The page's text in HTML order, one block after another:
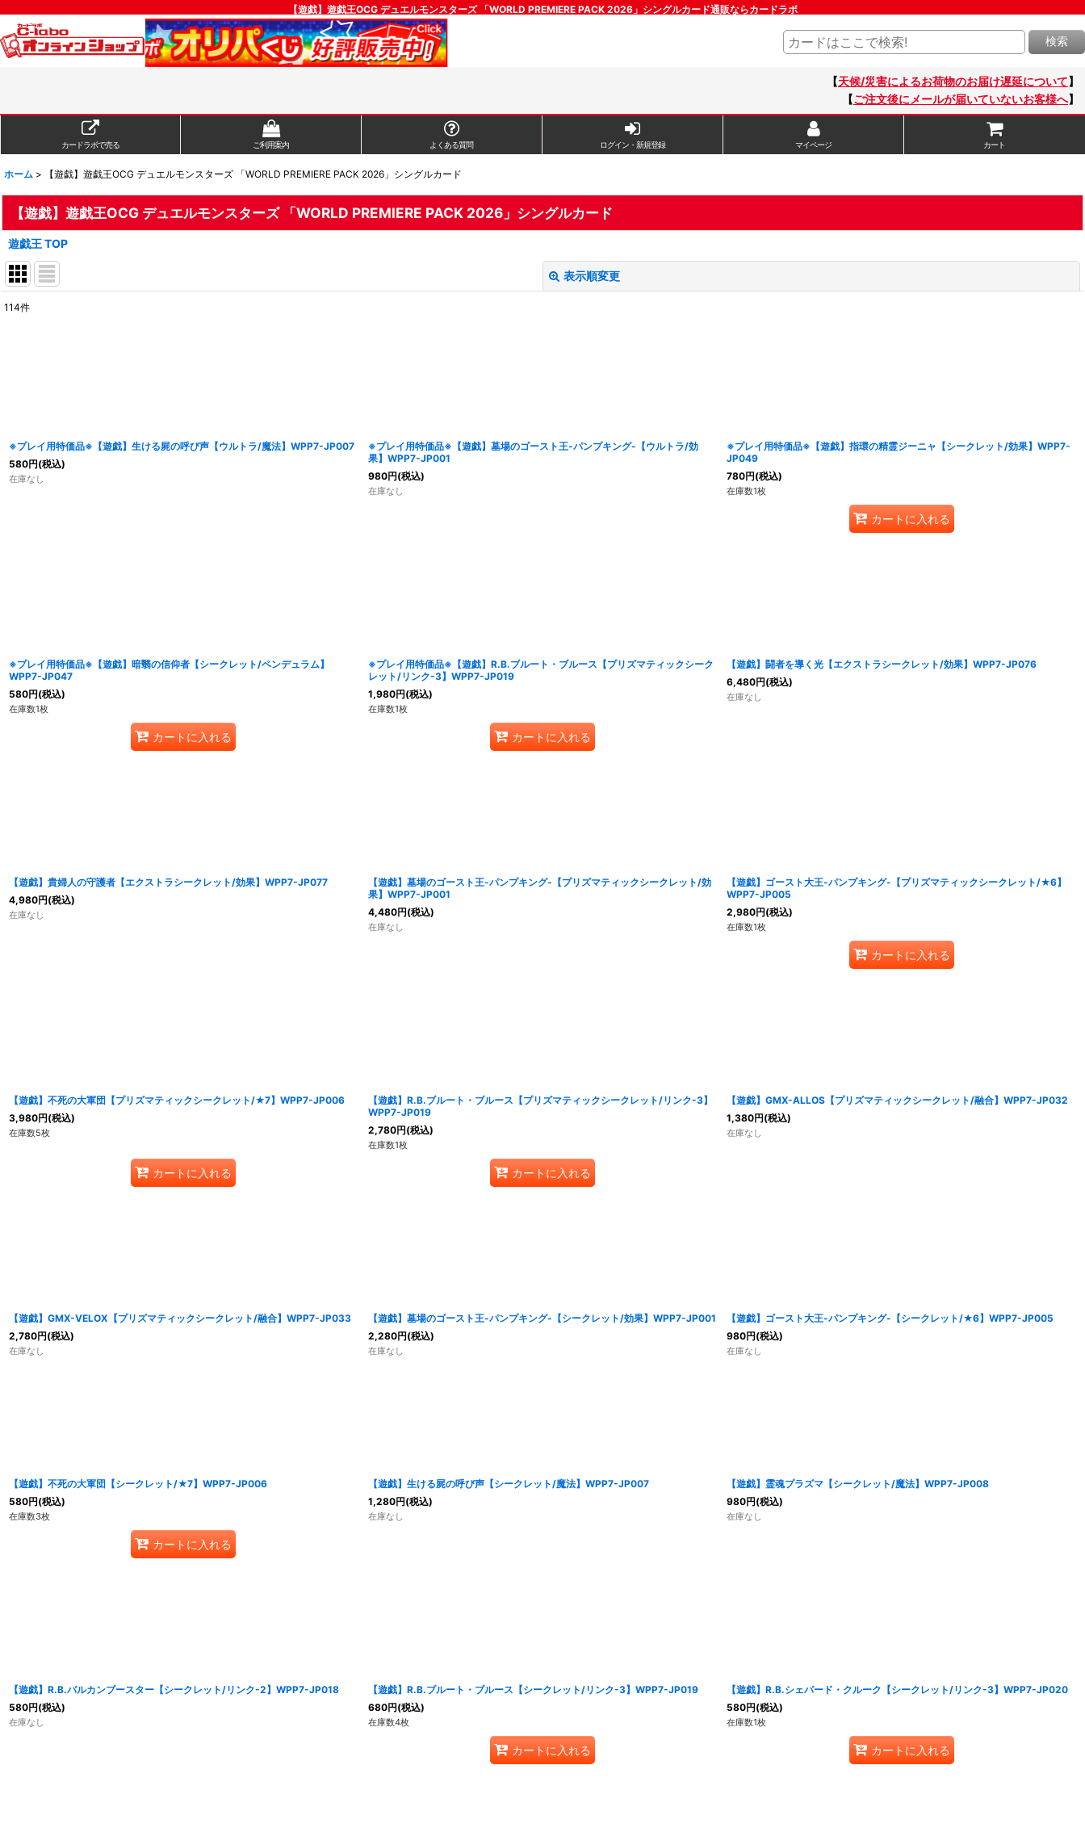
【遊戯】遊戯王OCG デュエルモンスターズ 「WORLD PREMIERE PACK 2026」シングルカード通販ならカードラボ
検索
【天候/災害によるお荷物のお届け遅延について】
【ご注文後にメールが届いていないお客様へ】
カードラボで売る ご利用案内 よくある質問 ログイン・新規登録 マイページ カート
ホーム > 【遊戯】遊戯王OCG デュエルモンスターズ 「WORLD PREMIERE PACK 2026」シングルカード
【遊戯】遊戯王OCG デュエルモンスターズ 「WORLD PREMIERE PACK 2026」シングルカード
遊戯王 TOP
表示順変更
絞り込む
114件
※プレイ用特価品※【遊戯】生ける屍の呼び声【ウルトラ/魔法】WPP7-JP007
580円(税込)
在庫なし
※プレイ用特価品※【遊戯】墓場のゴースト王-パンプキング-【ウルトラ/効
果】WPP7-JP001
980円(税込)
在庫なし
※プレイ用特価品※【遊戯】指環の精霊ジーニャ【シークレット/効果】WPP7-
JP049
780円(税込)
在庫数1枚
カートに入れる
※プレイ用特価品※【遊戯】暗翳の信仰者【シークレット/ペンデュラム】
WPP7-JP047
580円(税込)
在庫数1枚
カートに入れる
※プレイ用特価品※【遊戯】R.B.ブルート・ブルース【プリズマティックシーク
レット/リンク-3】WPP7-JP019
1,980円(税込)
在庫数1枚
カートに入れる
【遊戯】闘者を導く光【エクストラシークレット/効果】WPP7-JP076
6,480円(税込)
在庫なし
【遊戯】貴婦人の守護者【エクストラシークレット/効果】WPP7-JP077
4,980円(税込)
在庫なし
【遊戯】墓場のゴースト王-パンプキング-【プリズマティックシークレット/効
果】WPP7-JP001
4,480円(税込)
在庫なし
【遊戯】ゴースト大王-パンプキング-【プリズマティックシークレット/★6】
WPP7-JP005
2,980円(税込)
在庫数1枚
カートに入れる
【遊戯】不死の大軍団【プリズマティックシークレット/★7】WPP7-JP006
3,980円(税込)
在庫数5枚
カートに入れる
【遊戯】R.B.ブルート・ブルース【プリズマティックシークレット/リンク-3】
WPP7-JP019
2,780円(税込)
在庫数1枚
カートに入れる
【遊戯】GMX-ALLOS【プリズマティックシークレット/融合】WPP7-JP032
1,380円(税込)
在庫なし
【遊戯】GMX-VELOX【プリズマティックシークレット/融合】WPP7-JP033
2,780円(税込)
在庫なし
【遊戯】墓場のゴースト王-パンプキング-【シークレット/効果】WPP7-JP001
2,280円(税込)
在庫なし
【遊戯】ゴースト大王-パンプキング-【シークレット/★6】WPP7-JP005
980円(税込)
在庫なし
【遊戯】不死の大軍団【シークレット/★7】WPP7-JP006
580円(税込)
在庫数3枚
カートに入れる
【遊戯】生ける屍の呼び声【シークレット/魔法】WPP7-JP007
1,280円(税込)
在庫なし
【遊戯】霊魂プラズマ【シークレット/魔法】WPP7-JP008
980円(税込)
在庫なし
【遊戯】R.B.バルカンブースター【シークレット/リンク-2】WPP7-JP018
580円(税込)
在庫なし
【遊戯】R.B.ブルート・ブルース【シークレット/リンク-3】WPP7-JP019
680円(税込)
在庫数4枚
カートに入れる
【遊戯】R.B.シェパード・クルーク【シークレット/リンク-3】WPP7-JP020
580円(税込)
在庫数1枚
カートに入れる